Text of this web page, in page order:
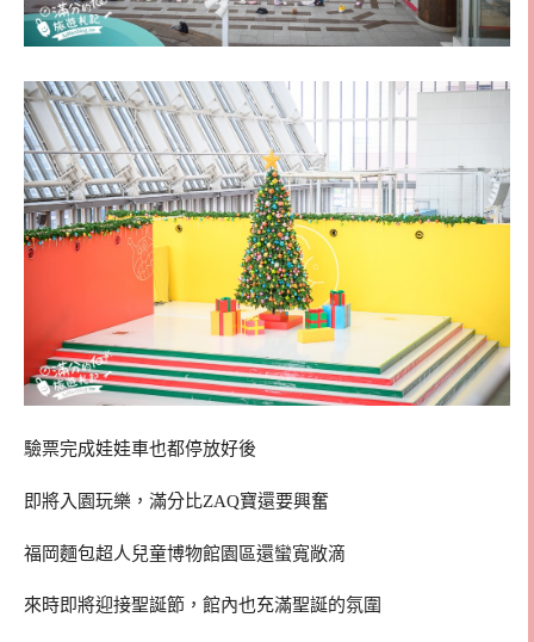
驗票完成娃娃車也都停放好後
即將入園玩樂，滿分比ZAQ寶還要興奮
福岡麵包超人兒童博物館園區還蠻寬敞滴
來時即將迎接聖誕節，館內也充滿聖誕的氛圍